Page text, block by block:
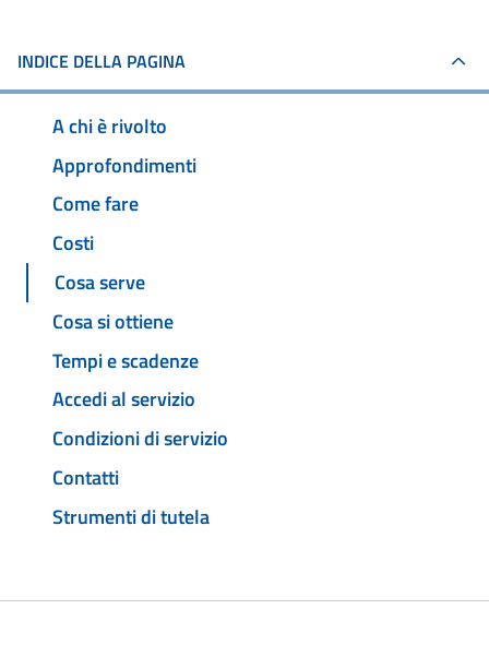
INDICE DELLA PAGINA
A chi è rivolto
Approfondimenti
Come fare
Costi
Cosa serve
Cosa si ottiene
Tempi e scadenze
Accedi al servizio
Condizioni di servizio
Contatti
Strumenti di tutela